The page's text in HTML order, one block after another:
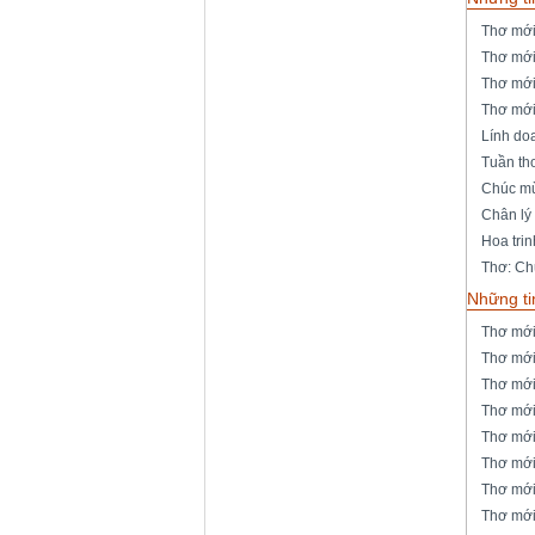
Thơ
Thơ
Thơ
Thơ
Lính
Tuần
Chúc
Chân lý
Hoa
Thơ:
Những
Thơ
Thơ
Thơ
Thơ
Thơ
Thơ
Thơ
Thơ